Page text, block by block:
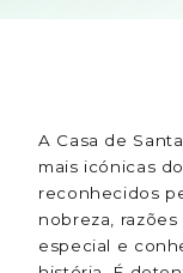
A Casa de
mais icónicas
reconhecidos
nobreza,
especial e